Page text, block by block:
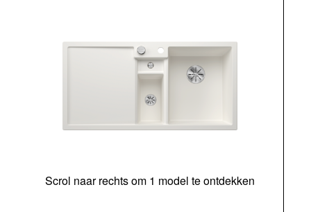
Scrol naar rechts om 1 model te ontdekken